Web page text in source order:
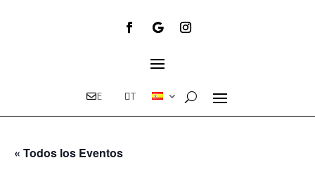
E T
« Todos los Eventos